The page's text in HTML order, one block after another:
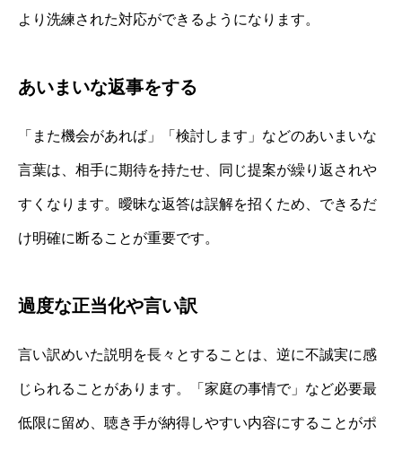
より洗練された対応ができるようになります。
あいまいな返事をする
「また機会があれば」「検討します」などのあいまいな
言葉は、相手に期待を持たせ、同じ提案が繰り返されや
すくなります。曖昧な返答は誤解を招くため、できるだ
け明確に断ることが重要です。
過度な正当化や言い訳
言い訳めいた説明を長々とすることは、逆に不誠実に感
じられることがあります。「家庭の事情で」など必要最
低限に留め、聴き手が納得しやすい内容にすることがポ